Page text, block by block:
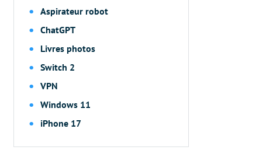
Aspirateur robot
ChatGPT
Livres photos
Switch 2
VPN
Windows 11
iPhone 17